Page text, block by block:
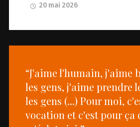
20 mai 2026
“J'aime l'humain, j'aime
les gens, j'aime prendre
les gens (...) Pour moi,
vocation et c'est pour ça